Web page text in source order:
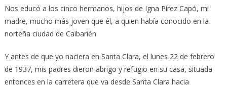
Nos educó a los cinco hermanos, hijos de Igna Pírez Capó, mi
madre, mucho más joven que él, a quien había conocido en la
norteña ciudad de Caibarién.
Y antes de que yo naciera en Santa Clara, el lunes 22 de febrero
de 1937, mis padres dieron abrigo y refugio en su casa, situada
entonces en la carretera que va desde Santa Clara hacia